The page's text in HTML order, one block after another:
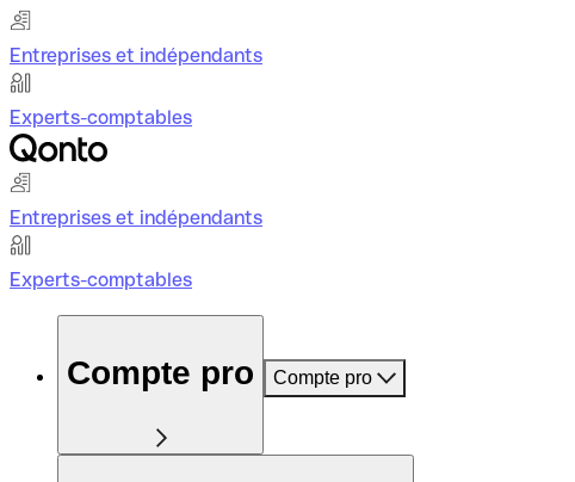
Entreprises et indépendants
Experts-comptables
Entreprises et indépendants
Experts-comptables
Compte pro Compte pro